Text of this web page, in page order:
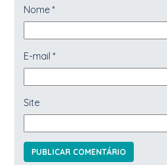
Nome *
E-mail *
Site